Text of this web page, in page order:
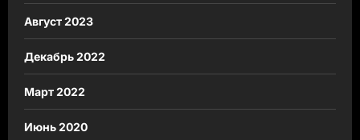
Август 2023
Декабрь 2022
Март 2022
Июнь 2020